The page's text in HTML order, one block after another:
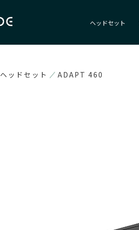
ヘッドセット
ヘッドセット ADAPT 460